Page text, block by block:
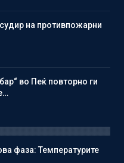
на противпожарни
во Пеќ повторно ги
фаза: Температурите